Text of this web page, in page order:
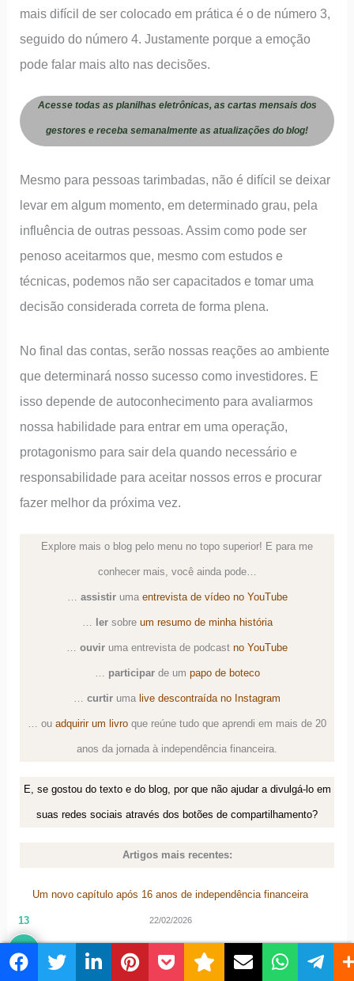
mais difícil de ser colocado em prática é o de número 3,
seguido do número 4. Justamente porque a emoção
pode falar mais alto nas decisões.
Acesse todas as planilhas eletrônicas, as cartas mensais dos
gestores e receba semanalmente as atualizações do blog!
Mesmo para pessoas tarimbadas, não é difícil se deixar
levar em algum momento, em determinado grau, pela
influência de outras pessoas. Assim como pode ser
penoso aceitarmos que, mesmo com estudos e
técnicas, podemos não ser capacitados e tomar uma
decisão considerada correta de forma plena.
No final das contas, serão nossas reações ao ambiente
que determinará nosso sucesso como investidores. E
isso depende de autoconhecimento para avaliarmos
nossa habilidade para entrar em uma operação,
protagonismo para sair dela quando necessário e
responsabilidade para aceitar nossos erros e procurar
fazer melhor da próxima vez.
Explore mais o blog pelo menu no topo superior! E para me
conhecer mais, você ainda pode…
assistir uma entrevista de vídeo no YouTube
ler sobre um resumo de minha história
ouvir uma entrevista de podcast no YouTube
participarde um papo de boteco
curtir uma live descontraída no Instagram
… ou adquirir um livro que reúne tudo que aprendi em mais de 20
anos da jornada à independência financeira.
E, se gostou do texto e do blog, por que não ajudar a divulgá-lo em
suas redes sociais através dos botões de compartilhamento?
Artigos mais recentes:
Um novo capítulo após 16 anos de independência financeira
22/02/2026
Última atualização da TNRP (2026)
13